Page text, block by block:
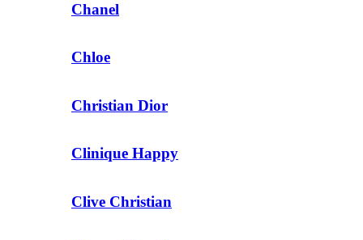
Chanel
Chloe
Christian Dior
Clinique Happy
Clive Christian